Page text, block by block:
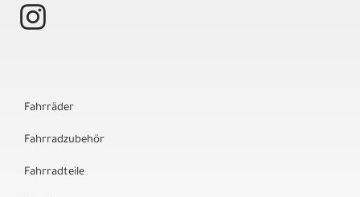
Fahrräder
Fahrradzubehör
Fahrradteile